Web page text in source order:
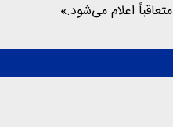
اعلام می‌شود.»